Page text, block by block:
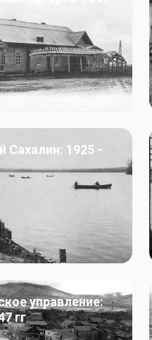
Сахалин: 1925 -
управление:
гг